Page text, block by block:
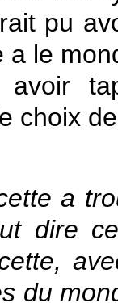
pu
a le
avoir
choix
a
dire
du